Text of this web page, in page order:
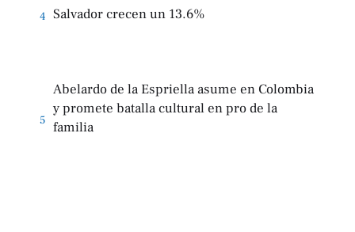
4 Salvador crecen un 13.6%
5
Abelardo de la Espriella asume en Colombia
y promete batalla cultural en pro de la
familia